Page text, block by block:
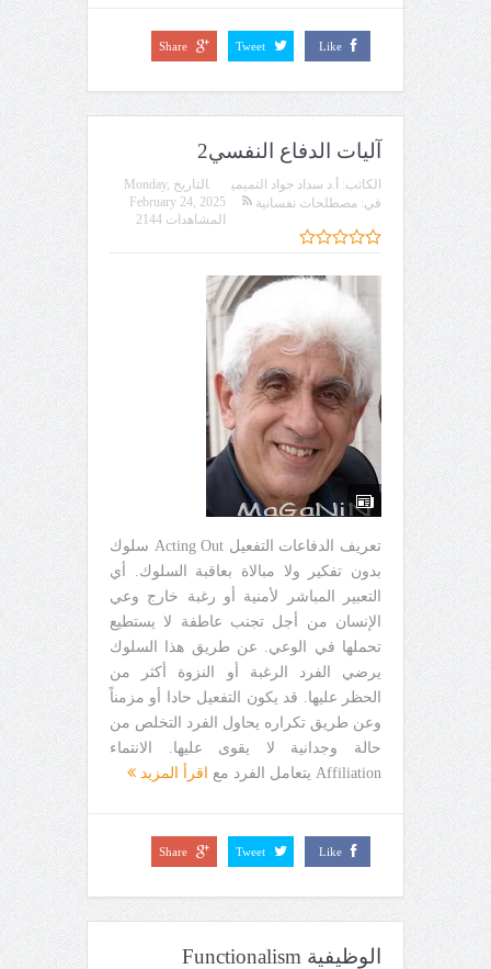
Like
Tweet
Share
آليات الدفاع النفسي2
الكاتب: أ.د سداد جواد التميمي التاريخ Monday,
February 24, 2025
في: مصطلحات نفسانية
المشاهدات 2144
تعريف الدفاعات التفعيل Acting Out سلوك
بدون تفكير ولا مبالاة بعاقبة السلوك. أي
التعبير المباشر لأمنية أو رغبة خارج وعي
الإنسان من أجل تجنب عاطفة لا يستطيع
تحملها في الوعي. عن طريق هذا السلوك
يرضي الفرد الرغبة أو النزوة أكثر من
الحظر عليها. قد يكون التفعيل حادا أو مزمناً
وعن طريق تكراره يحاول الفرد التخلص من
حالة وجدانية لا يقوى عليها. الانتماء
Affiliation يتعامل الفرد مع
اقرأ المزيد
Like
Tweet
Share
الوظيفية Functionalism